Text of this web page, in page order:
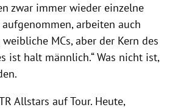
zwar immer wieder einzelne
arbeiten auch
MCs, aber der Kern des
ist halt männlich.“ Was nicht ist,
Allstars auf Tour. Heute,